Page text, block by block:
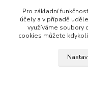
Pro základní
účely a v případě
využíváme soubory
cookies můžete